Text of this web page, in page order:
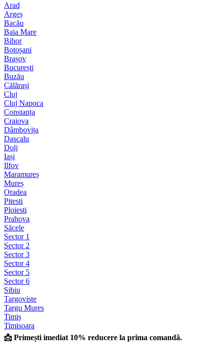
Arad
Argeș
Bacău
Baia Mare
Bihor
Botoșani
Brașov
București
Buzău
Călărași
Cluj
Cluj Napoca
Constanța
Craiova
Dâmbovița
Dascalu
Dolj
Iași
Ilfov
Maramureș
Mureș
Oradea
Pitesti
Ploiesti
Prahova
Săcele
Sector 1
Sector 2
Sector 3
Sector 4
Sector 5
Sector 6
Sibiu
Targoviste
Targu Mures
Timiș
Timisoara
📩 Primești imediat 10% reducere la prima comandă.